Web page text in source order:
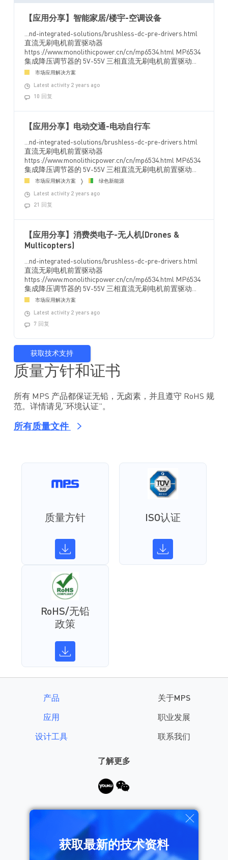
【应用分享】智能家居/楼宇-空调设备
...nd-integrated-solutions/brushless-dc-pre-drivers.html
直流无刷电机前置驱动器
https://www.monolithicpower.cn/cn/mp6534.html MP6534
集成降压调节器的 5V-55V 三相直流无刷电机前置驱动...
市场应用解决方案
Latest activity 2 years ago
10 回复
【应用分享】电动交通-电动自行车
...nd-integrated-solutions/brushless-dc-pre-drivers.html
直流无刷电机前置驱动器
https://www.monolithicpower.cn/cn/mp6534.html MP6534
集成降压调节器的 5V-55V 三相直流无刷电机前置驱动...
市场应用解决方案 绿色新能源
Latest activity 2 years ago
21 回复
【应用分享】消费类电子-无人机(Drones &
Multicopters)
...nd-integrated-solutions/brushless-dc-pre-drivers.html
直流无刷电机前置驱动器
https://www.monolithicpower.cn/cn/mp6534.html MP6534
集成降压调节器的 5V-55V 三相直流无刷电机前置驱动...
市场应用解决方案
Latest activity 2 years ago
7 回复
获取技术支持
质量方针和证书
所有 MPS 产品都保证无铅，无卤素，并且遵守 RoHS 规
范。详情请见“环境认证”。
所有质量文件
质量方针 ISO认证
RoHS/无铅
政策
产品
应用
设计工具
关于MPS
职业发展
联系我们
了解更多
需要帮助？
获取最新的技术资料